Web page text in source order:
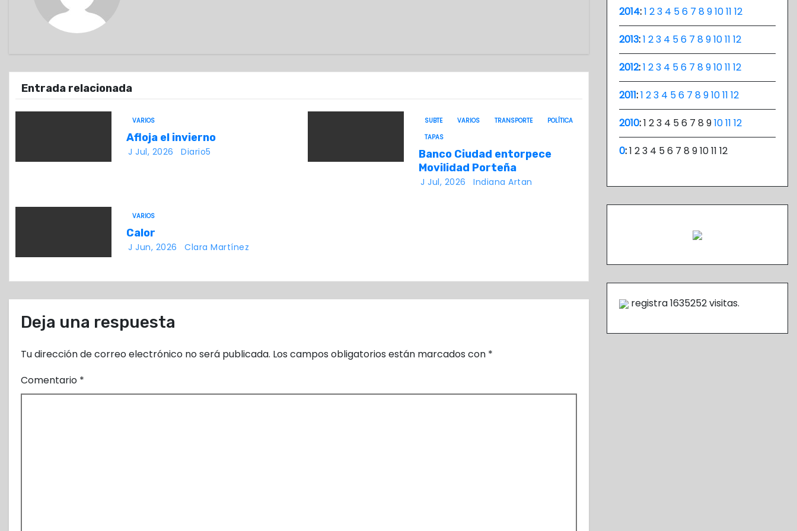
i
e
t
r
a
d
a
s
Entrada relacionada
VARIOS
Afloja el invierno
J Jul, 2026 Diario5
SUBTE VARIOS TRANSPORTE
POLÍTICA
TAPAS
Banco Ciudad entorpece
Movilidad Porteña
J Jul, 2026 Indiana Artan
VARIOS
Calor
J Jun, 2026 Clara Martínez
Deja una respuesta
Tu dirección de correo electrónico no será publicada. Los campos obligatorios están marcados con *
Comentario *
2014:1 23 4 56 7 891011 12
2013:1 23 4 56 7 891011 12
2012:1 23 4 56 7 891011 12
2011:1 23 4 56 7 891011 12
2010:1 23 4 56 7 8 91011 12
0:1 23 4 56 7 8 91011 12
registra1635252visitas.